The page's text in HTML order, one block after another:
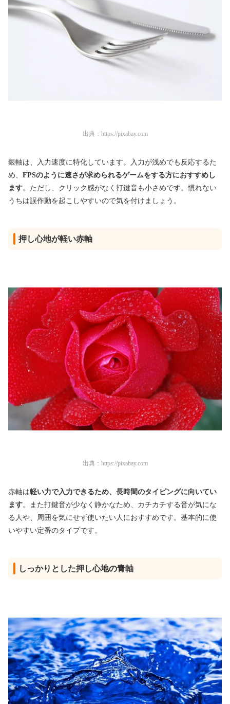
出典： https://pixabay.com
銀軸は、入力速度に特化しています。入力が浅めでも反応するた
め、 FPSのように速さが求められるゲームをする方におすすめし
ます。ただし、クリック感がなく打鍵音も小さめです。慣れない
うちは誤作動を起こしやすいので気を付けましょう。
押し心地が軽い赤軸
出典： https://pixabay.com
赤軸は軽い力で入力できるため、長時間のタイピングに向いてい
ます。また打鍵音が少なく静かなため、カチカチする音が気にな
る人や、周囲を気にせず使いたい人におすすめです。基本的に使
いやすい定番のタイプです。
しっかりとした押し心地の青軸